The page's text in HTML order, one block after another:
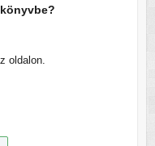
oldalon.